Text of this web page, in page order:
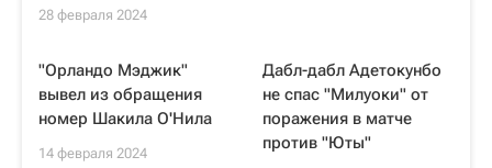
28 февраля 2024
"Орландо Мэджик"
вывел из обращения
номер Шакила О'Нила
14 февраля 2024
Дабл-дабл Адетокунбо
не спас "Милуоки" от
поражения в матче
против "Юты"